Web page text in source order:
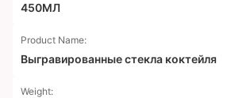
450МЛ
Product Name:
Выгравированные стекла коктейля
Weight: